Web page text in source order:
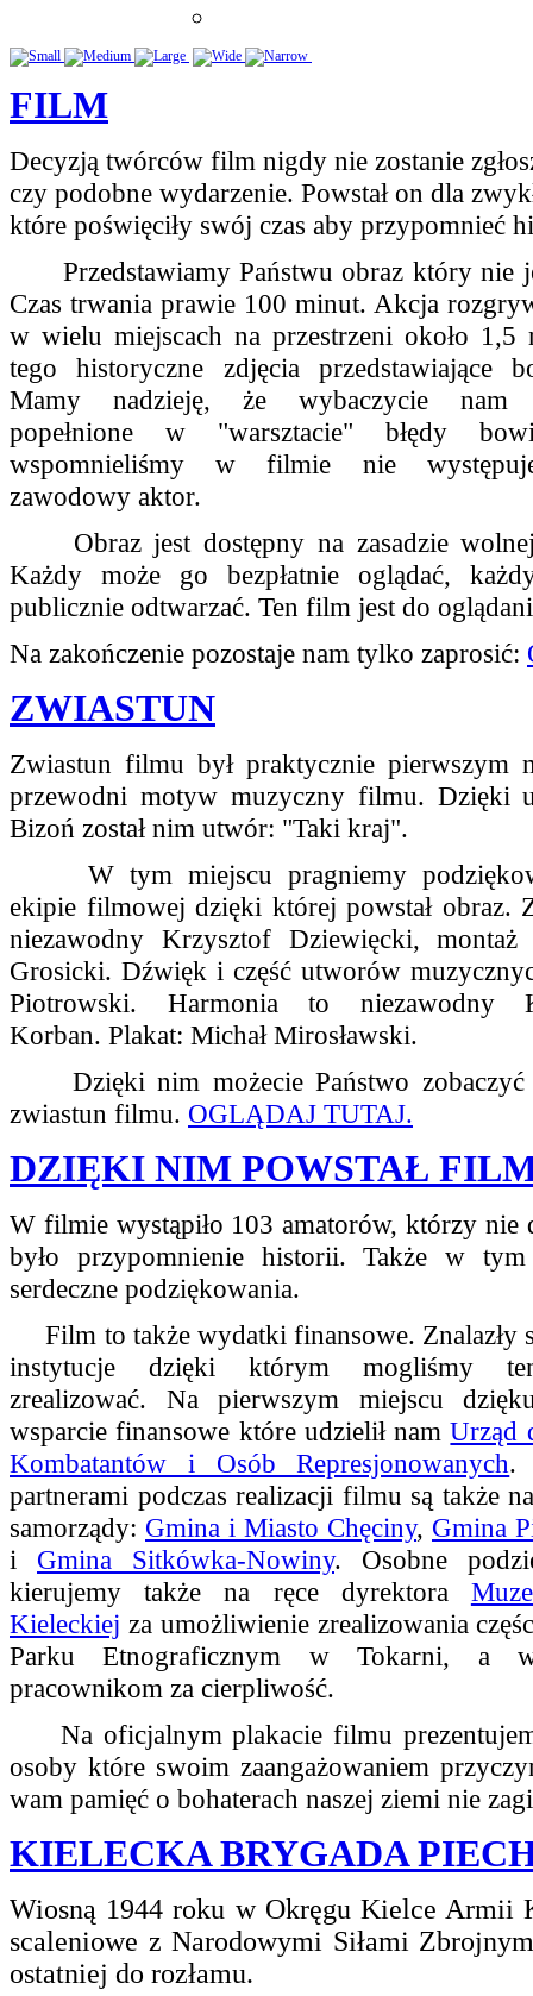
FILM
Decyzją twórców film nigdy nie zostanie
czy podobne wydarzenie. Powstał on dla
które poświęciły swój czas aby przypomnieć
Przedstawiamy Państwu obraz który nie
Czas trwania prawie 100 minut. Akcja
w wielu miejscach na przestrzeni około
tego historyczne zdjęcia przedstawiające
Mamy nadzieję, że wybaczycie nam
popełnione w "warsztacie" błędy
wspomnieliśmy w filmie nie
zawodowy aktor.
Obraz jest dostępny na zasadzie
Każdy może go bezpłatnie oglądać,
publicznie odtwarzać. Ten film jest do
Na zakończenie pozostaje nam tylko zaprosić:
ZWIASTUN
Zwiastun filmu był praktycznie pierwszym
przewodni motyw muzyczny filmu. Dzięki
Bizoń został nim utwór: "Taki kraj".
W tym miejscu pragniemy
ekipie filmowej dzięki której powstał obraz.
niezawodny Krzysztof Dziewięcki,
Grosicki. Dźwięk i część utworów
Piotrowski. Harmonia to niezawodny
Korban. Plakat: Michał Mirosławski.
Dzięki nim możecie Państwo zobaczyć
zwiastun filmu. OGLĄDAJ TUTAJ.
DZIĘKI NIM POWSTAŁ
W filmie wystąpiło 103 amatorów, którzy nie
było przypomnienie historii. Także w
serdeczne podziękowania.
Film to także wydatki finansowe. Znalazły
instytucje dzięki którym mogliśmy
zrealizować. Na pierwszym miejscu
wsparcie finansowe które udzielił namUrząd
Kombatantów i Osób Represjonowanych.
partnerami podczas realizacji filmu są także
samorządy: Gmina i Miasto Chęciny, Gmina
i Gmina Sitkówka-Nowiny. Osobne
kierujemy także na ręce dyrektora
Kieleckiej za umożliwienie zrealizowania
Parku Etnograficznym w Tokarni, a
pracownikom za cierpliwość.
Na oficjalnym plakacie filmu
osoby które swoim zaangażowaniem
wam pamięć o bohaterach naszej ziemi nie
KIELECKA BRYGADA
Wiosną 1944 roku w Okręgu Kielce Armii
scaleniowe z Narodowymi Siłami
ostatniej do rozłamu.